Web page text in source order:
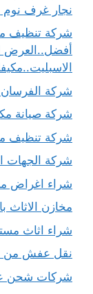
نجار غرف نوم
شركة تنظيف
أفضل..العرض
شركة
شركة صيانة
شركة تنظيف
شركة الجهات
شراء اغراض
مخازن الاثاث
شراء اثاث
نقل عفش من
شركات شحن